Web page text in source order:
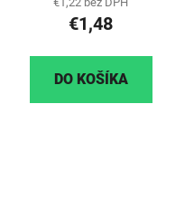
€1,48
DO KOŠÍKA